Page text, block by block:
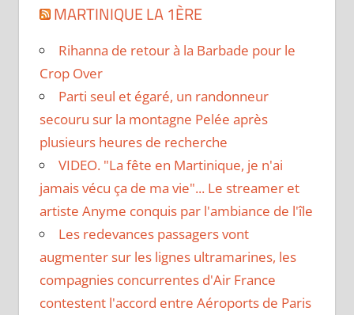
MARTINIQUE LA 1ÈRE
Rihanna de retour à la Barbade pour le
Crop Over
Parti seul et égaré, un randonneur
secouru sur la montagne Pelée après
plusieurs heures de recherche
VIDEO. "La fête en Martinique, je n'ai
jamais vécu ça de ma vie"... Le streamer et
artiste Anyme conquis par l'ambiance de l'île
Les redevances passagers vont
augmenter sur les lignes ultramarines, les
compagnies concurrentes d'Air France
contestent l'accord entre Aéroports de Paris